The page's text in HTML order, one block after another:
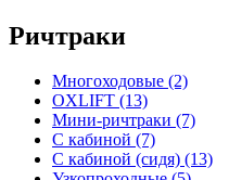
Ричтраки
Многоходовые (2)
OXLIFT (13)
Мини-ричтраки (7)
С кабиной (7)
С кабиной (сидя) (13)